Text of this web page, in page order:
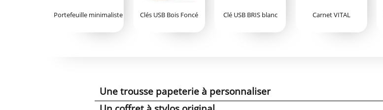
Portefeuille minimaliste Clés USB Bois Foncé Clé USB BRIS blanc Carnet VITAL
Une trousse papeterie à personnaliser